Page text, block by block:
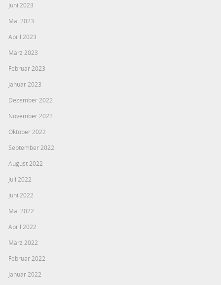
Juni 2023
Mai 2023
April 2023
März 2023
Februar 2023
Januar 2023
Dezember 2022
November 2022
Oktober 2022
September 2022
August 2022
Juli 2022
Juni 2022
Mai 2022
April 2022
März 2022
Februar 2022
Januar 2022